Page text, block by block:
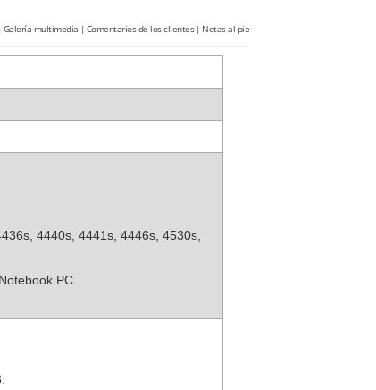
Galería multimedia | Comentarios de los clientes | Notas al pie
4440s, 4441s, 4446s, 4530s,
PC